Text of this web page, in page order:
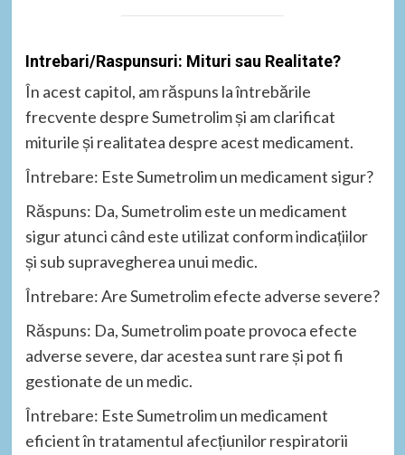
Intrebari/Raspunsuri: Mituri sau Realitate?
În acest capitol, am răspuns la întrebările
frecvente despre Sumetrolim și am clarificat
miturile și realitatea despre acest medicament.
Întrebare: Este Sumetrolim un medicament sigur?
Răspuns: Da, Sumetrolim este un medicament
sigur atunci când este utilizat conform indicațiilor
și sub supravegherea unui medic.
Întrebare: Are Sumetrolim efecte adverse severe?
Răspuns: Da, Sumetrolim poate provoca efecte
adverse severe, dar acestea sunt rare și pot fi
gestionate de un medic.
Întrebare: Este Sumetrolim un medicament
eficient în tratamentul afecțiunilor respiratorii